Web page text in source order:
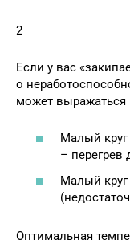
2
Если у вас
о
может выражаться
Малый круг
– перегрев
Малый
Оптимальная